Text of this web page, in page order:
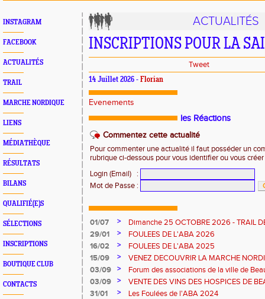
INSTAGRAM
FACEBOOK
ACTUALITÉS
TRAIL
MARCHE NORDIQUE
LIENS
MÉDIATHÈQUE
RÉSULTATS
BILANS
QUALIFIÉ(E)S
SÉLECTIONS
INSCRIPTIONS
BOUTIQUE CLUB
CONTACTS
ACTUALITÉS
INSCRIPTIONS POUR LA
Tweet
14 Juillet 2026 - Florian
Evenements
les Réactions
Commentez cette actualité
Pour commenter une actualité il faut posséder un
rubrique ci-dessous pour vous identifier ou vous
Login (Email)
:
Mot de Passe :
01/07 >
Dimanche 25 OCTOBRE 2026 - TRAIL
L'OUCHE
29/01 >
FOULEES DE L'ABA 2026
16/02
>
FOULEES DE L'ABA 2025
15/09
>
VENEZ DECOUVRIR LA MARCHE
03/09
>
Forum des associations de la ville de
03/09
>
VENTE DES VINS DES HOSPICES DE
31/01
>
Les Foulées de l'ABA 2024